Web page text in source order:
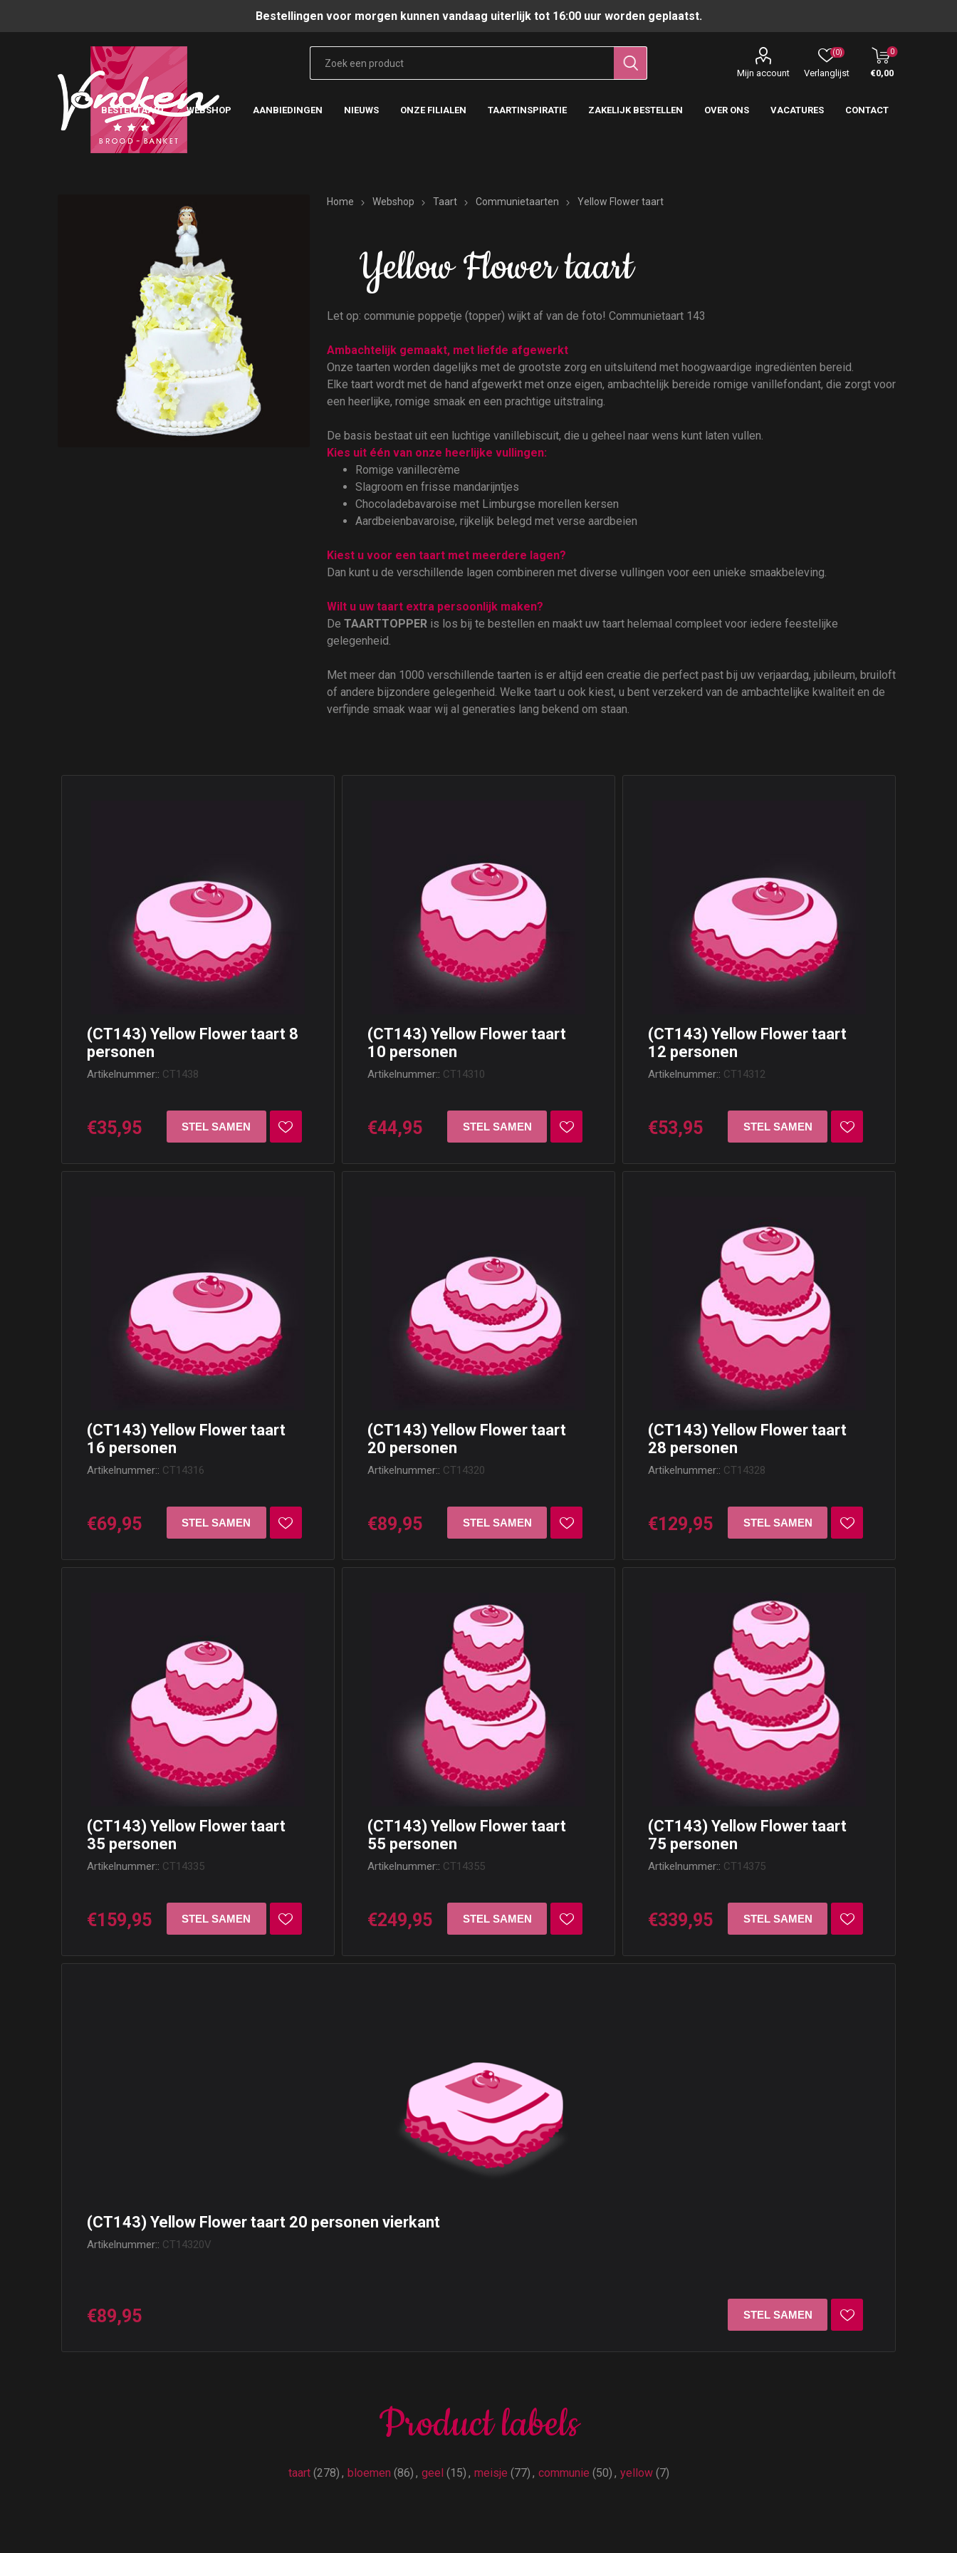
Bestellingen voor morgen kunnen vandaag uiterlijk tot 16:00 uur worden geplaatst.
Mijn account Verlanglijst
(0) 0
€0,00
BESTEL TAART WEBSHOP AANBIEDINGEN NIEUWS ONZE FILIALEN TAARTINSPIRATIE ZAKELIJK BESTELLEN OVER ONS VACATURES CONTACT
Home Webshop Taart Communietaarten Yellow Flower taart
Yellow Flower taart
Let op: communie poppetje (topper) wijkt af van de foto! Communietaart 143
Ambachtelijk gemaakt, met liefde afgewerkt
Onze taarten worden dagelijks met de grootste zorg en uitsluitend met hoogwaardige ingrediënten bereid.
Elke taart wordt met de hand afgewerkt met onze eigen, ambachtelijk bereide romige vanillefondant, die zorgt voor
een heerlijke, romige smaak en een prachtige uitstraling.
De basis bestaat uit een luchtige vanillebiscuit, die u geheel naar wens kunt laten vullen.
Kies uit één van onze heerlijke vullingen:
Romige vanillecrème
Slagroom en frisse mandarijntjes
Chocoladebavaroise met Limburgse morellen kersen
Aardbeienbavaroise, rijkelijk belegd met verse aardbeien
Kiest u voor een taart met meerdere lagen?
Dan kunt u de verschillende lagen combineren met diverse vullingen voor een unieke smaakbeleving.
Wilt u uw taart extra persoonlijk maken?
DeTAARTTOPPER is los bij te bestellen en maakt uw taart helemaal compleet voor iedere feestelijke
gelegenheid.
Met meer dan 1000 verschillende taarten is er altijd een creatie die perfect past bij uw verjaardag, jubileum, bruiloft
of andere bijzondere gelegenheid. Welke taart u ook kiest, u bent verzekerd van de ambachtelijke kwaliteit en de
verfijnde smaak waar wij al generaties lang bekend om staan.
(CT143) Yellow Flower taart 8
personen
Artikelnummer:: CT1438
€35,95
(CT143) Yellow Flower taart
10 personen
Artikelnummer:: CT14310
€44,95
(CT143) Yellow Flower taart
12 personen
Artikelnummer:: CT14312
€53,95
(CT143) Yellow Flower taart
16 personen
Artikelnummer:: CT14316
€69,95
(CT143) Yellow Flower taart
20 personen
Artikelnummer:: CT14320
€89,95
(CT143) Yellow Flower taart
28 personen
Artikelnummer:: CT14328
€129,95
(CT143) Yellow Flower taart
35 personen
Artikelnummer:: CT14335
€159,95
(CT143) Yellow Flower taart
55 personen
Artikelnummer:: CT14355
€249,95
(CT143) Yellow Flower taart
75 personen
Artikelnummer:: CT14375
€339,95
(CT143) Yellow Flower taart 20 personen vierkant
Artikelnummer:: CT14320V
€89,95
Product labels
taart (278) , bloemen (86) , geel (15) , meisje (77) , communie (50) , yellow (7)